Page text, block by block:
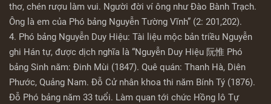
thơ, chén rượu làm vui. Người đời ví ông như Đào Bành Trạch.
Ông là em của Phó bảng Nguyễn Tường Vĩnh” (2: 201,202).
4. Phó bảng Nguyễn Duy Hiệu: Tài liệu mộc bản triều Nguyễn
ghi Hán tự, được dịch nghĩa là “Nguyễn Duy Hiệu 阮惟 Phó
bảng Sinh năm: Đinh Mùi (1847). Quê quán: Thanh Hà, Diên
Phước, Quảng Nam. Đỗ Cử nhân khoa thi năm Bính Tý (1876).
Đỗ Phó bảng năm 33 tuổi. Làm quan tới chức Hồng lô Tự